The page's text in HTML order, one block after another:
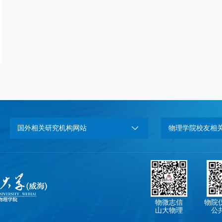
国外相关研究机构网站 物理学院校友相
物微志信
山大物理
物院
公